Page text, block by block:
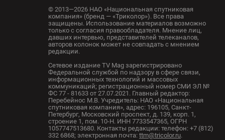
© 2013—2026 НАО «Национальная спутниковая
компания» (бренд — «Триколор»). Все права
защищены. Использование материалов возможно
только с согласия правообладателя. Мнение лиц,
давших интервью, представителей телеканалов,
авторов колонок может не совпадать с мнением
редакции.
Сетевое издание TV Mag зарегистрировано
Федеральной службой по надзору в сфере связи,
информационных технологий и массовых
коммуникаций; регистрационный номер СМИ ЭЛ №
ФС 77 - 81633 от 27.07.2021. Главный редактор:
Перебейнос М.В. Учредитель: НАО «Национальная
спутниковая компания», адрес: 196105, Санкт-
Петербург, Московский проспект, д. 139, корп. 1,
строение 1, пом. 10-Н. ИНН 7733547365, ОГРН
1057747513680. Контакты редакции: телефон: +7 (812)
332 6868; электронная почта: ttm@tricolor.ru.